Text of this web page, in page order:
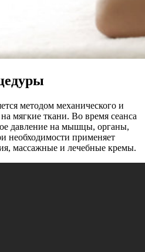
методом механического и
мягкие ткани. Во время сеанса
давление на мышцы, органы,
необходимости применяет
массажные и лечебные кремы.